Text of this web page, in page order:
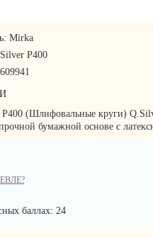
Mirka
P400
(Шлифовальные круги)
бумажной основе с
баллах: 24